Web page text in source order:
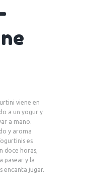
viene en
a un yogur y
a mano.
y aroma
es
doce horas,
pasear y la
encanta jugar.